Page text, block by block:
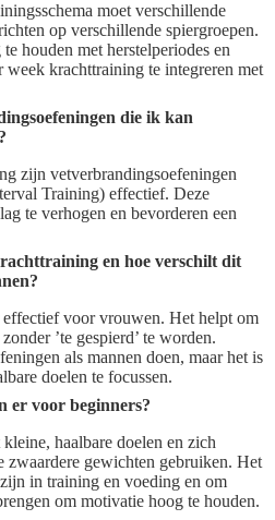
moet verschillende
op verschillende spiergroepen.
houden met herstelperiodes en
krachttraining te integreren met
die ik kan
zijn vetverbrandingsoefeningen
Training) effectief. Deze
te verhogen en bevorderen een
en hoe verschilt dit
voor vrouwen. Het helpt om
’te gespierd’ te worden.
als mannen doen, maar het is
doelen te focussen.
er voor beginners?
haalbare doelen en zich
zwaardere gewichten gebruiken. Het
in training en voeding en om
om motivatie hoog te houden.